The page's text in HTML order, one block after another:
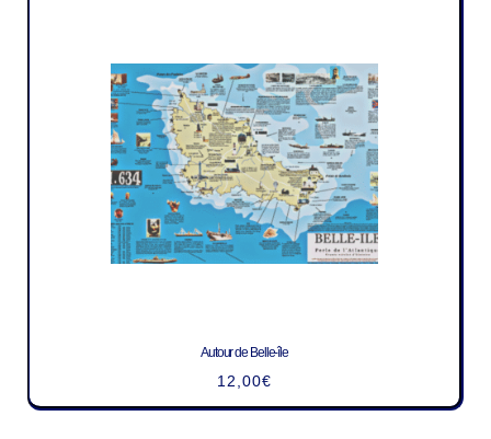
Autour de Belle-île
12,00€